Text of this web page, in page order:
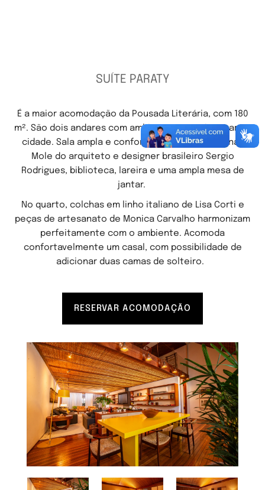
SUÍTE PARATY
É a maior acomodação da Pousada Literária, com 180
m². São dois andares com ambientes com vista para a
cidade. Sala ampla e confortável com as poltronas
Mole do arquiteto e designer brasileiro Sergio
Rodrigues, biblioteca, lareira e uma ampla mesa de
jantar.
No quarto, colchas em linho italiano de Lisa Corti e
peças de artesanato de Monica Carvalho harmonizam
perfeitamente com o ambiente. Acomoda
confortavelmente um casal, com possibilidade de
adicionar duas camas de solteiro.
RESERVAR ACOMODAÇÃO